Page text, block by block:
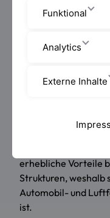
Doktoranden der
Forschungsthemen
Design) und FEM
kombiniert und
erhebliche Vorteile
Strukturen, weshalb
Automobil- und
ist.
Funktional
Analytics
Externe Inhalte